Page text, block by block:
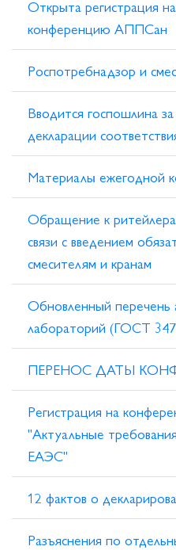
Открыта регистрация
конференцию АППСан
Роспотребнадзор и
Вводится госпошлина
декларации
Материалы ежегодной
Обращение к
связи с введением
смесителям и кранам
Обновленный перечень
лабораторий (ГОСТ
ПЕРЕНОС ДАТЫ
Регистрация на
"Актуальные
ЕАЭС​"
12 фактов о
​Разъяснения по